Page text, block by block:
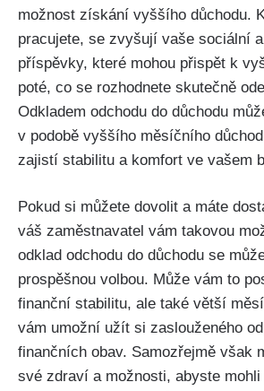
možnost získání vyššího důchodu.
pracujete, se zvyšují vaše sociální
příspěvky, které mohou přispět k
poté, co se rozhodnete skutečně
Odkladem odchodu do důchodu
v podobě vyššího měsíčního
zajistí stabilitu a komfort ve vašem
Pokud si můžete dovolit a máte
váš zaměstnavatel vám takovou
odklad odchodu do důchodu se
prospěšnou volbou. Může vám to
finanční stabilitu, ale také větší
vám umožní užít si zaslouženého
finančních obav. Samozřejmě však
své zdraví a možnosti, abyste